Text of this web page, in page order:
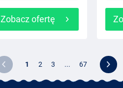
Zobacz ofertę
1 2 3 ... 67